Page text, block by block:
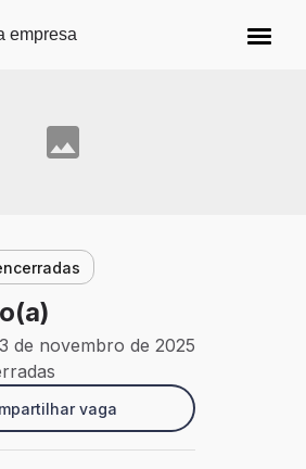
principal
empresa
de novembro de 2025
vaga